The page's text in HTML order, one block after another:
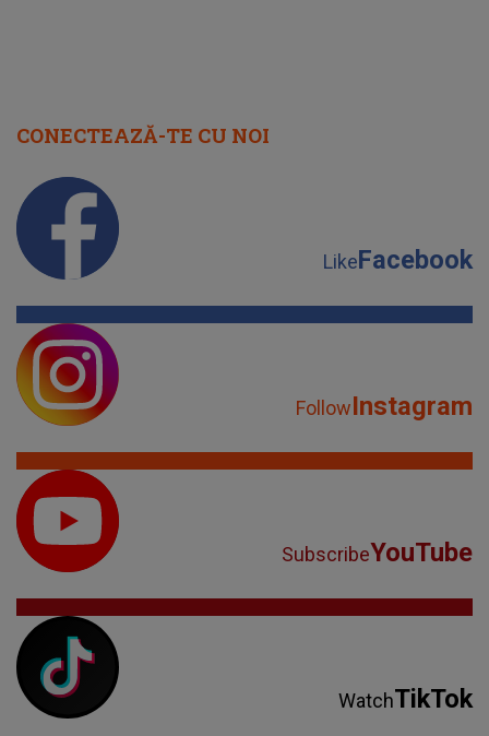
CONECTEAZĂ-TE CU NOI
LikeFacebook
FollowInstagram
SubscribeYouTube
WatchTikTok